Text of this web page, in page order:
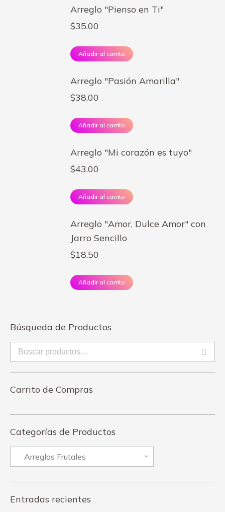
Arreglo "Pienso en Ti"
$35.00
Añadir al carrito
Arreglo "Pasión Amarilla"
$38.00
Añadir al carrito
Arreglo "Mi corazón es tuyo"
$43.00
Añadir al carrito
Arreglo "Amor, Dulce Amor" con
Jarro Sencillo
$18.50
Añadir al carrito
Búsqueda de Productos
Carrito de Compras
Categorías de Productos
Entradas recientes